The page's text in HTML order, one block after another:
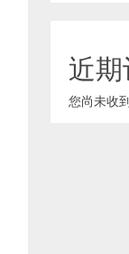
近
您尚未收